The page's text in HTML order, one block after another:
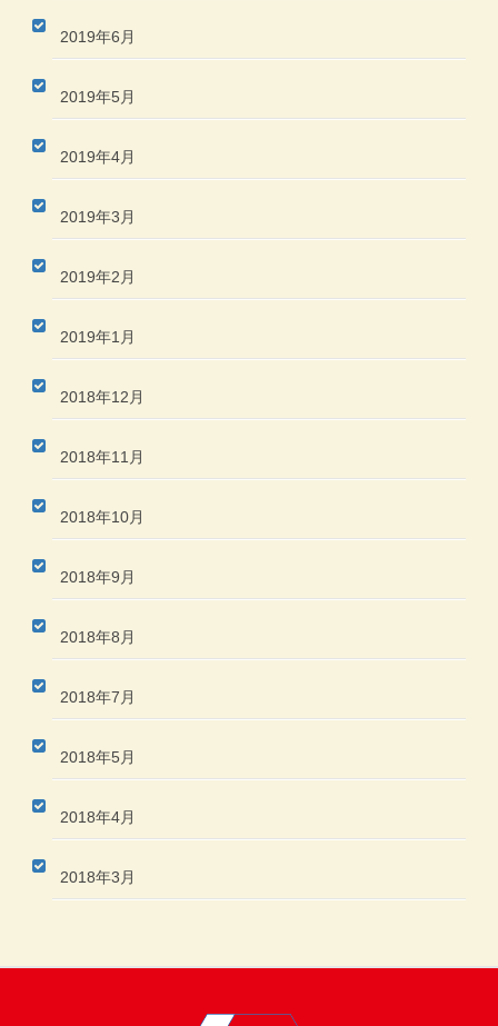
2019年6月
2019年5月
2019年4月
2019年3月
2019年2月
2019年1月
2018年12月
2018年11月
2018年10月
2018年9月
2018年8月
2018年7月
2018年5月
2018年4月
2018年3月